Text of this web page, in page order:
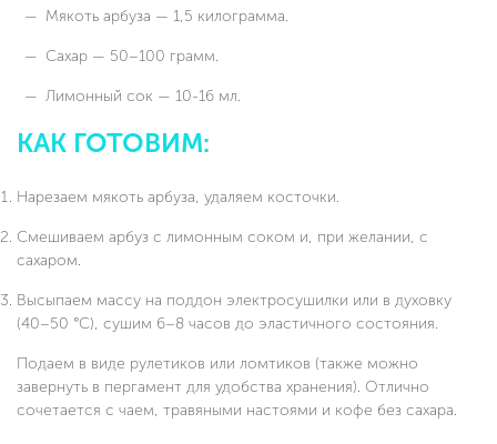
Мякоть арбуза — 1,5 килограмма.
Сахар — 50–100 грамм.
Лимонный сок — 10-16 мл.
КАК ГОТОВИМ:
Нарезаем мякоть арбуза, удаляем косточки.
Смешиваем арбуз с лимонным соком и, при желании, с
сахаром.
Высыпаем массу на поддон электросушилки или в духовку
(40–50 °C), сушим 6–8 часов до эластичного состояния.
Подаем в виде рулетиков или ломтиков (также можно
завернуть в пергамент для удобства хранения). Отлично
сочетается с чаем, травяными настоями и кофе без сахара.